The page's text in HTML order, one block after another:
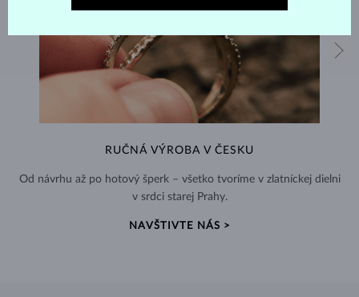
RUČNÁ VÝROBA V ČESKU
Od návrhu až po hotový šperk – všetko tvoríme v zlatníckej dielni
v srdci starej Prahy.
NAVŠTIVTE NÁS >